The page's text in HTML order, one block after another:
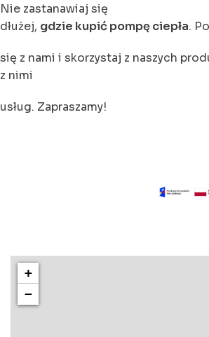
Nie zastanawiaj się
dłużej, gdzie kupić pompę ciepła.
się z nami i skorzystaj z naszych
z nimi
usług. Zapraszamy!
+
−